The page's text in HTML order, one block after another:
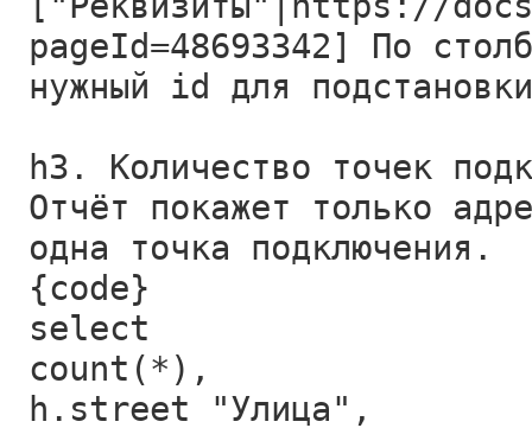
pageId=48693342] По
нужный id для
h3. Количество точек
Отчёт покажет только
одна точка подключения.
{code}
select
count(*),
h.street "Улица",